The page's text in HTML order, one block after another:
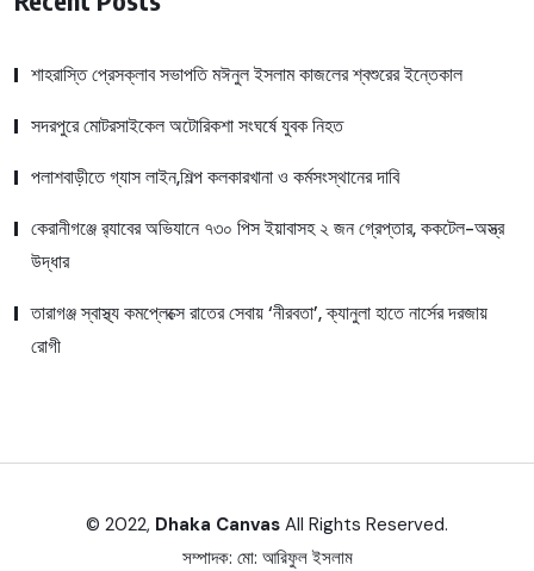
শাহরাস্তি প্রেসক্লাব সভাপতি মঈনুল ইসলাম কাজলের শ্বশুরের ইন্তেকাল
সদরপুরে মোটরসাইকেল অটোরিকশা সংঘর্ষে যুবক নিহত
পলাশবাড়ীতে গ্যাস লাইন,শিল্প কলকারখানা ও কর্মসংস্থানের দাবি
কেরানীগঞ্জে র‍্যাবের অভিযানে ৭৩০ পিস ইয়াবাসহ ২ জন গ্রেপ্তার, ককটেল-অস্ত্র
উদ্ধার
তারাগঞ্জ স্বাস্থ্য কমপ্লেক্সে রাতের সেবায় ‘নীরবতা’, ক্যানুলা হাতে নার্সের দরজায়
রোগী
© 2022, Dhaka Canvas All Rights Reserved.
সম্পাদক: মো: আরিফুল ইসলাম